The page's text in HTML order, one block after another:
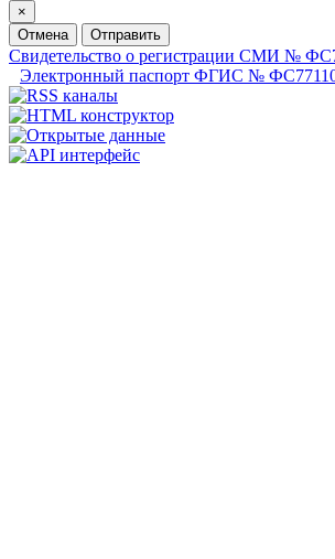
×
Отмена
Отправить
Свидетельство о регистрации СМИ №
Электронный паспорт ФГИС №